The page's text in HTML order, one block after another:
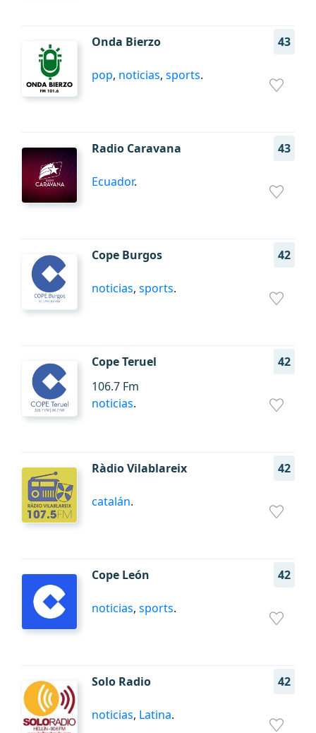
Onda Bierzo 43
pop, noticias, sports.
Radio Caravana 43
Ecuador.
Cope Burgos 42
noticias, sports.
Cope Teruel
42
106.7 Fm
noticias.
Ràdio Vilablareix 42
catalán.
Cope León 42
noticias, sports.
Solo Radio 42
noticias, Latina.